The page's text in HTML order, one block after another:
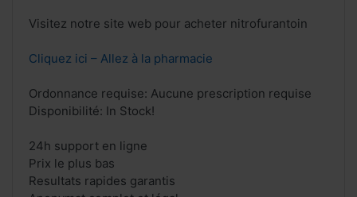
Visitez notre site web pour acheter nitrofurantoin
Cliquez ici – Allez à la pharmacie
Ordonnance requise: Aucune prescription requise
Disponibilité: In Stock!
24h support en ligne
Prix le plus bas
Resultats rapides garantis